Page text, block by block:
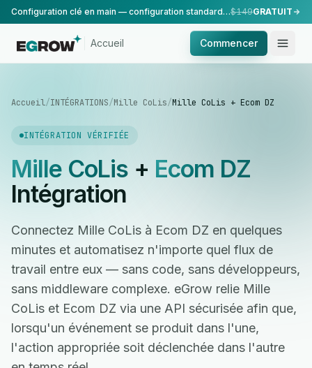
Configuration clé en main — configuration standard, réalisée par notre équipe.$149GRATUIT
Accueil Commencer
Accueil/INTÉGRATIONS/Mille CoLis/Mille CoLis + Ecom DZ
INTÉGRATION VÉRIFIÉE
Mille CoLis+ Ecom DZ
Intégration
Connectez Mille CoLis à Ecom DZ en quelques
minutes et automatisez n'importe quel flux de
travail entre eux — sans code, sans développeurs,
sans middleware complexe. eGrow relie Mille
CoLis et Ecom DZ via une API sécurisée afin que,
lorsqu'un événement se produit dans l'une,
l'action appropriée soit déclenchée dans l'autre